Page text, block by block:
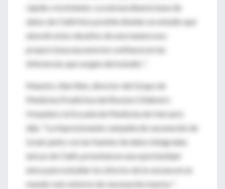
rápido crecimiento. La extraordinaria base de
datos de Clalit hizo posible diseñar un estudio que
abordó estos desafíos de una manera eso
proporciona una enorme confianza en las
inferencias que surgen del estudio ".
Maestro. Ben Reis, director del Grupo de
Medicina Predictiva del Boston Children's
Hospital y la Escuela de Medicina de Harvard,
dijo: "La impresionante campaña de vacunación de
Israel, junto con las fuentes de datos integradas
únicas de Clalit, presentaron una oportunidad
única para estudiar los efectos de la vacuna en un
mundo real. entorno de vacunación masiva ".